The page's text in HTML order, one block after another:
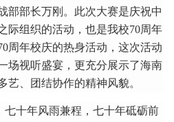
部部长万刚 。 此次大赛是庆祝中
际组织的活动，也是我校70周年
周年校庆的热身活动，这次活动
场视听盛宴，更充分展示了海南
艺、团结协作的精神风貌。
七十年风雨兼程，七十年砥砺前